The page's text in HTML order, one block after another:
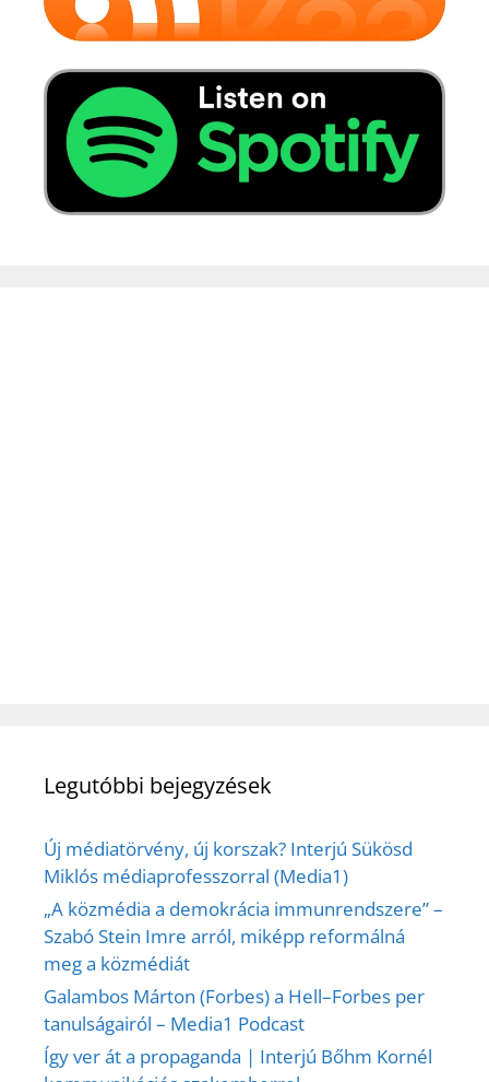
Legutóbbi bejegyzések
Új médiatörvény, új korszak? Interjú Sükösd
Miklós médiaprofesszorral (Media1)
„A közmédia a demokrácia immunrendszere” –
Szabó Stein Imre arról, miképp reformálná
meg a közmédiát
Galambos Márton (Forbes) a Hell–Forbes per
tanulságairól – Media1 Podcast
Így ver át a propaganda | Interjú Bőhm Kornél